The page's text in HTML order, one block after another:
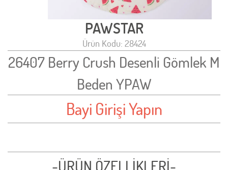
PAWSTAR
Ürün Kodu: 28424
26407 Berry Crush Desenli Gömlek M
Beden YPAW
Bayi Girişi Yapın
-ÜRÜN ÖZELLİKLERİ-